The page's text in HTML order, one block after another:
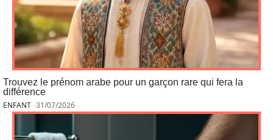
Trouvez le prénom arabe pour un garçon rare qui fera la
différence
ENFANT 31/07/2026